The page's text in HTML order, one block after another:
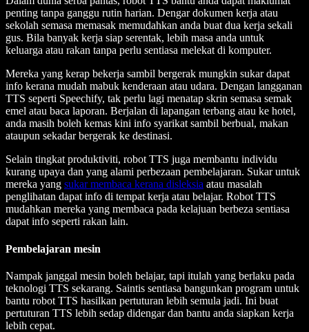
penting tanpa ganggu rutin harian. Dengar dokumen kerja atau
sekolah semasa memasak memudahkan anda buat dua kerja sekali
gus. Bila banyak kerja siap serentak, lebih masa anda untuk
keluarga atau rakan tanpa perlu sentiasa melekat di komputer.
Mereka yang kerap bekerja sambil bergerak mungkin sukar dapat
info kerana mudah mabuk kenderaan atau udara. Dengan langganan
TTS seperti Speechify, tak perlu lagi menatap skrin semasa semak
emel atau baca laporan. Berjalan di lapangan terbang atau ke hotel,
anda masih boleh kemas kini info syarikat sambil berbual, makan
ataupun sekadar bergerak ke destinasi.
Selain tingkat produktiviti, robot TTS juga membantu individu
kurang upaya dan yang alami perbezaan pembelajaran. Sukar untuk
mereka yang sukar membaca kerana disleksia atau masalah
penglihatan dapat info di tempat kerja atau belajar. Robot TTS
mudahkan mereka yang membaca pada kelajuan berbeza sentiasa
dapat info seperti rakan lain.
Pembelajaran mesin
Nampak janggal mesin boleh belajar, tapi itulah yang berlaku pada
teknologi TTS sekarang. Saintis sentiasa bangunkan program untuk
bantu robot TTS hasilkan pertuturan lebih semula jadi. Ini buat
pertuturan TTS lebih sedap didengar dan bantu anda siapkan kerja
lebih cepat.